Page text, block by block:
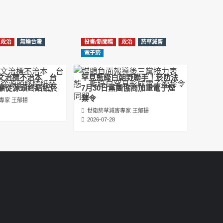
邊緣化科學：WHO對菸草減害策略的背離 ft.世
衛組織前副總幹事Derek Yach
電子菸倡議聖經 衛福部隱匿的菸草減害歷史
（Google NotebookLM 中文PODCAST）
政治
無煙台灣
治標不治本 台
從源頭終結紙菸
家 王郁揚
投書/新聞稿 政治
菸草減害
電子菸
罕見藍綠白朝野聯手！菸防法
7月30日黨團協商加重電子煙
禁令
世衛菸草減害專家 王郁揚
2026-07-28